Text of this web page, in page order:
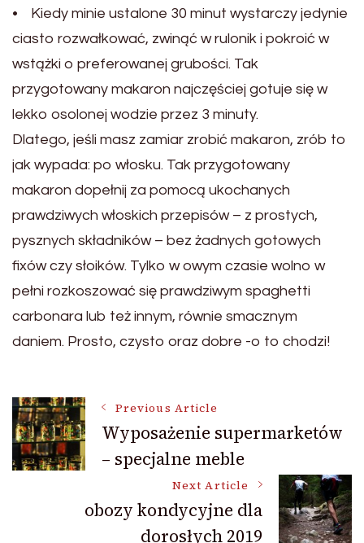
• Kiedy minie ustalone 30 minut wystarczy jedynie
ciasto rozwałkować, zwinąć w rulonik i pokroić w
wstążki o preferowanej grubości. Tak
przygotowany makaron najczęściej gotuje się w
lekko osolonej wodzie przez 3 minuty.
Dlatego, jeśli masz zamiar zrobić makaron, zrób to
jak wypada: po włosku. Tak przygotowany
makaron dopełnij za pomocą ukochanych
prawdziwych włoskich przepisów – z prostych,
pysznych składników – bez żadnych gotowych
fixów czy słoików. Tylko w owym czasie wolno w
pełni rozkoszować się prawdziwym spaghetti
carbonara lub też innym, równie smacznym
daniem. Prosto, czysto oraz dobre -o to chodzi!
Post
Navigation
Previous Article
Wyposażenie supermarketów
– specjalne meble
Next Article
obozy kondycyjne dla
dorosłych 2019